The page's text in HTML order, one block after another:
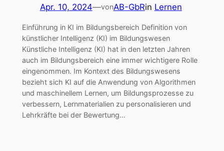
Apr. 10, 2024—vonAB-GbRin Lernen
Einführung in KI im Bildungsbereich Definition von
künstlicher Intelligenz (KI) im Bildungswesen
Künstliche Intelligenz (KI) hat in den letzten Jahren
auch im Bildungsbereich eine immer wichtigere Rolle
eingenommen. Im Kontext des Bildungswesens
bezieht sich KI auf die Anwendung von Algorithmen
und maschinellem Lernen, um Bildungsprozesse zu
verbessern, Lernmaterialien zu personalisieren und
Lehrkräfte bei der Bewertung…